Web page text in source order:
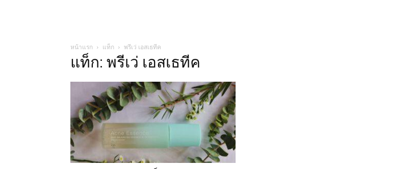
หน้าแรก แท็ก พรีเว่ เอสเธทีค
แท็ก: พรีเว่ เอสเธทีค